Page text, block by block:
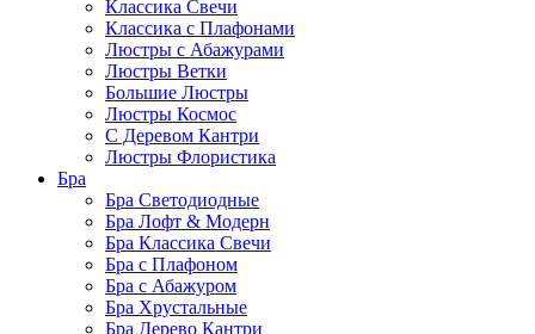
Классика Свечи
Классика с Плафонами
Люстры с Абажурами
Люстры Ветки
Большие Люстры
Люстры Космос
С Деревом Кантри
Люстры Флористика
Бра
Бра Светодиодные
Бра Лофт & Модерн
Бра Классика Свечи
Бра с Плафоном
Бра с Абажуром
Бра Хрустальные
Бра Дерево Кантри